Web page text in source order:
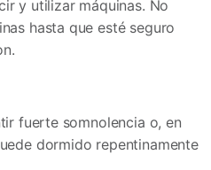
y utilizar máquinas. No
hasta que esté seguro
fuerte somnolencia o, en
dormido repentinamente